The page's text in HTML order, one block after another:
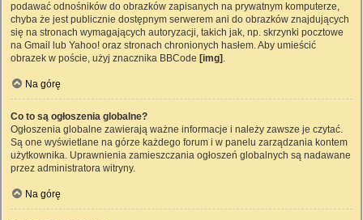
podawać odnośników do obrazków zapisanych na prywatnym komputerze,
chyba że jest publicznie dostępnym serwerem ani do obrazków znajdujących
się na stronach wymagających autoryzacji, takich jak, np. skrzynki pocztowe
na Gmail lub Yahoo! oraz stronach chronionych hasłem. Aby umieścić
obrazek w poście, użyj znacznika BBCode [img] .
Na górę
Co to są ogłoszenia globalne?
Ogłoszenia globalne zawierają ważne informacje i należy zawsze je czytać.
Są one wyświetlane na górze każdego forum i w panelu zarządzania kontem
użytkownika. Uprawnienia zamieszczania ogłoszeń globalnych są nadawane
przez administratora witryny.
Na górę